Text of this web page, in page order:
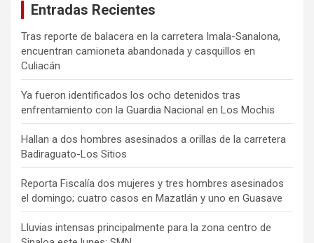
Entradas Recientes
Tras reporte de balacera en la carretera Imala-Sanalona,
encuentran camioneta abandonada y casquillos en
Culiacán
Ya fueron identificados los ocho detenidos tras
enfrentamiento con la Guardia Nacional en Los Mochis
Hallan a dos hombres asesinados a orillas de la carretera
Badiraguato-Los Sitios
Reporta Fiscalía dos mujeres y tres hombres asesinados
el domingo; cuatro casos en Mazatlán y uno en Guasave
Lluvias intensas principalmente para la zona centro de